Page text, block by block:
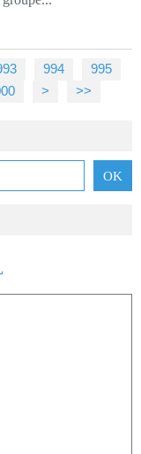
994
995
> >>